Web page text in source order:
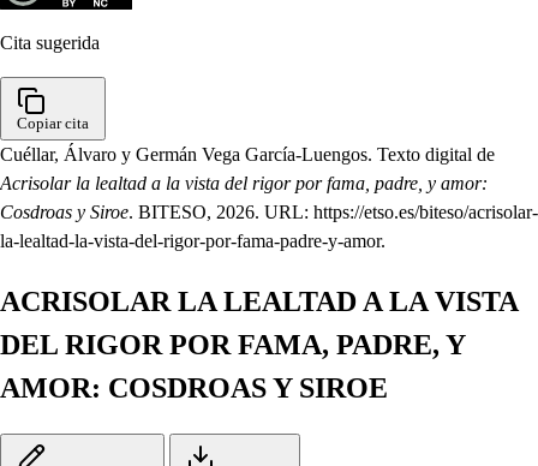
Cita sugerida
Copiar cita
Cuéllar, Álvaro y Germán Vega García-Luengos. Texto digital de
Acrisolar la lealtad a la vista del rigor por fama, padre, y amor:
Cosdroas y Siroe. BITESO, 2026. URL: https://etso.es/biteso/acrisolar-
la-lealtad-la-vista-del-rigor-por-fama-padre-y-amor.
ACRISOLAR LA LEALTAD A LA VISTA
DEL RIGOR POR FAMA, PADRE, Y
AMOR: COSDROAS Y SIROE